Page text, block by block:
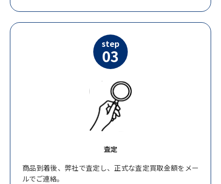
step
03
査定
商品到着後、弊社で査定し、正式な査定買取金額をメー
ルでご連絡。